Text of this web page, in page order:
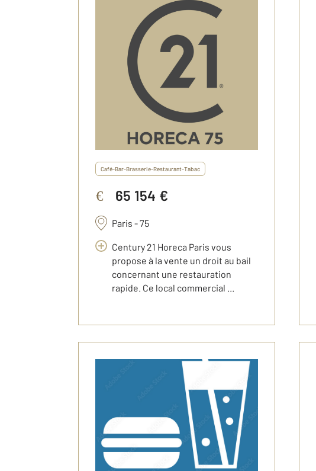
Café-Bar-Brasserie-Restaurant-Tabac
€ 65 154 €
Paris - 75
Century 21 Horeca Paris vous
propose à la vente un droit au bail
concernant une restauration
rapide. Ce local commercial ...